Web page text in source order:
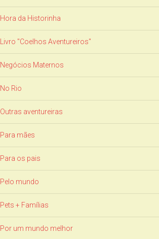
Hora da Historinha
Livro "Coelhos Aventureiros"
Negócios Maternos
No Rio
Outras aventureiras
Para mães
Para os pais
Pelo mundo
Pets + Famílias
Por um mundo melhor